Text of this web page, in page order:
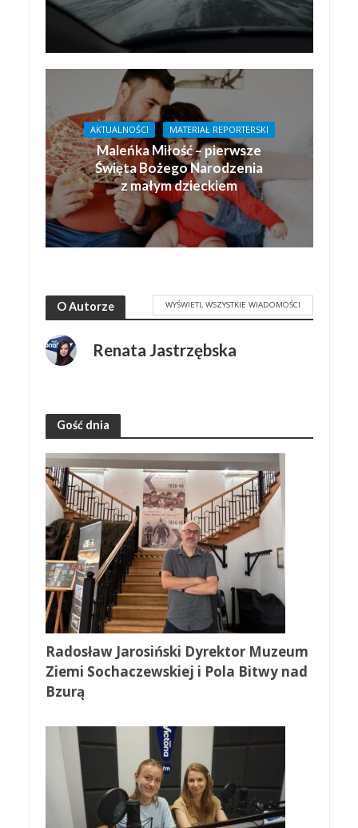
AKTUALNOŚCI MATERIAŁ REPORTERSKI
Maleńka Miłość – pierwsze
Święta Bożego Narodzenia
z małym dzieckiem
O Autorze WYŚWIETL WSZYSTKIE WIADOMOŚCI
Renata Jastrzębska
Gość dnia
Radosław Jarosiński Dyrektor Muzeum
Ziemi Sochaczewskiej i Pola Bitwy nad
Bzurą